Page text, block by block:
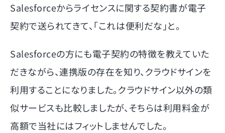
Salesforceからライセンスに関する契約書が電子
契約で送られてきて、「これは便利だな」と。
Salesforceの方にも電子契約の特徴を教えていた
だきながら、連携版の存在を知り、クラウドサインを
利用することになりました。クラウドサイン以外の類
似サービスも比較しましたが、そちらは利用料金が
高額で当社にはフィットしませんでした。